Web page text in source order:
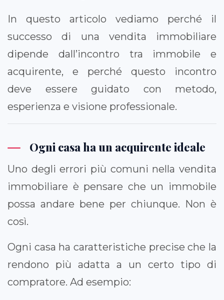
In questo articolo vediamo perché il
successo di una vendita immobiliare
dipende dall’incontro tra immobile e
acquirente, e perché questo incontro
deve essere guidato con metodo,
esperienza e visione professionale.
Ogni casa ha un acquirente ideale
Uno degli errori più comuni nella vendita
immobiliare è pensare che un immobile
possa andare bene per chiunque. Non è
così.
Ogni casa ha caratteristiche precise che la
rendono più adatta a un certo tipo di
compratore. Ad esempio: